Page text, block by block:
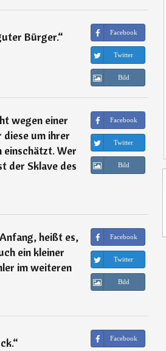
Bürger.“
Facebook
Twitter
Bild
wegen einer
um ihrer
einschätzt. Wer
der Sklave des
Facebook
Twitter
Bild
heißt es,
ein kleiner
im weiteren
Facebook
Twitter
Bild
“
Facebook